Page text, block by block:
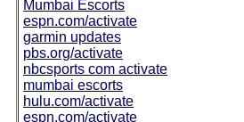
Mumbai Escorts
espn.com/activate
garmin updates
pbs.org/activate
nbcsports com activate
mumbai escorts
hulu.com/activate
espn.com/activate